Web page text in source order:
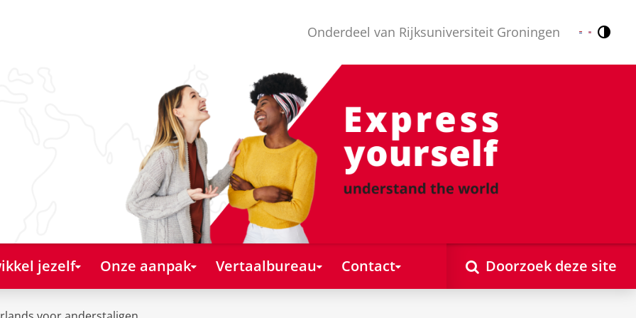
Onderdeel van Rijksuniversiteit Groningen Nederlands
English
jezelf Onze aanpak Vertaalbureau Contact Doorzoek deze site